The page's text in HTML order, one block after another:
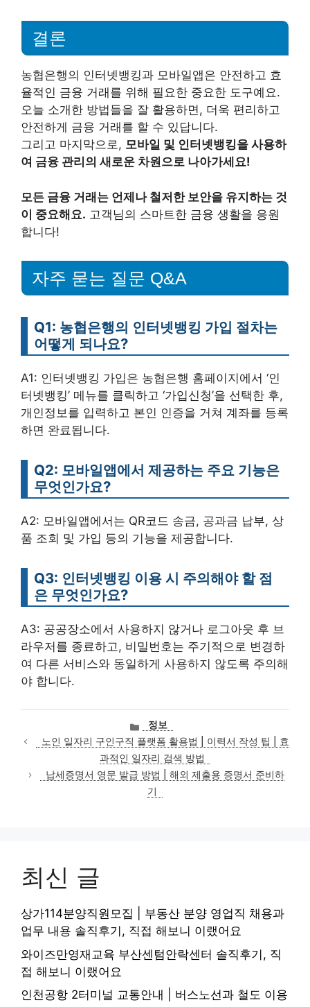
결론
농협은행의 인터넷뱅킹과 모바일앱은 안전하고 효
율적인 금융 거래를 위해 필요한 중요한 도구예요.
오늘 소개한 방법들을 잘 활용하면, 더욱 편리하고
안전하게 금융 거래를 할 수 있답니다.
그리고 마지막으로, 모바일 및 인터넷뱅킹을 사용하
여 금융 관리의 새로운 차원으로 나아가세요!
모든 금융 거래는 언제나 철저한 보안을 유지하는 것
이 중요해요. 고객님의 스마트한 금융 생활을 응원
합니다!
자주 묻는 질문 Q&A
Q1: 농협은행의 인터넷뱅킹 가입 절차는
어떻게 되나요?
A1: 인터넷뱅킹 가입은 농협은행 홈페이지에서 ‘인
터넷뱅킹’ 메뉴를 클릭하고 ‘가입신청’을 선택한 후,
개인정보를 입력하고 본인 인증을 거쳐 계좌를 등록
하면 완료됩니다.
Q2: 모바일앱에서 제공하는 주요 기능은
무엇인가요?
A2: 모바일앱에서는 QR코드 송금, 공과금 납부, 상
품 조회 및 가입 등의 기능을 제공합니다.
Q3: 인터넷뱅킹 이용 시 주의해야 할 점
은 무엇인가요?
A3: 공공장소에서 사용하지 않거나 로그아웃 후 브
라우저를 종료하고, 비밀번호는 주기적으로 변경하
여 다른 서비스와 동일하게 사용하지 않도록 주의해
야 합니다.
카
테
고
리
정보
노인 일자리 구인구직 플랫폼 활용법 | 이력서 작성 팁 | 효
과적인 일자리 검색 방법
납세증명서 영문 발급 방법 | 해외 제출용 증명서 준비하
기
최신 글
상가114분양직원모집 | 부동산 분양 영업직 채용과
업무 내용 솔직후기, 직접 해보니 이랬어요
와이즈만영재교육 부산센텀안락센터 솔직후기, 직
접 해보니 이랬어요
인천공항 2터미널 교통안내 | 버스노선과 철도 이용